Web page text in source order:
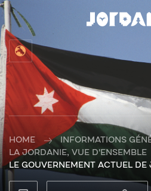
HOME
INFORMATIONS
LA JORDANIE, VUE D'ENSEMBLE
LE GOUVERNEMENT ACTUEL DE